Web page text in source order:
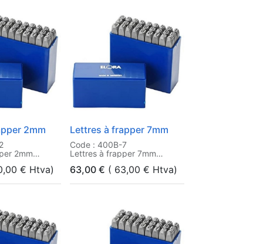
2mm
2mm
€ Htva)
Lettres à frapper 7mm
Code : 400B-7
Lettres à frapper 7mm
63,00 € ( 63,00 € Htva)